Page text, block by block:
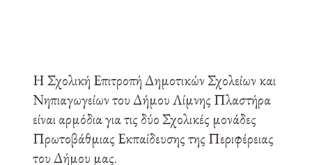
Η Σχολική Επιτροπή Δημοτικών Σχολείων και
Νηπιαγωγείων του Δήμου Λίμνης Πλαστήρα
είναι αρμόδια για τις δύο Σχολικές μονάδες
Πρωτοβάθμιας Εκπαίδευσης της Περιφέρειας
του Δήμου μας.